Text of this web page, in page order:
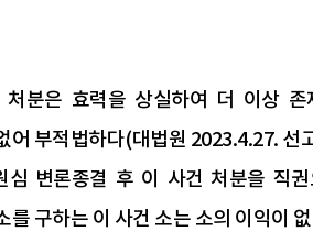
분은 효력을 상실하여 더 이상
어 부적법하다(대법원 2023.4.27. 선
심 변론종결 후 이 사건 처분을 직
를 구하는 이 사건 소는 소의 이익이